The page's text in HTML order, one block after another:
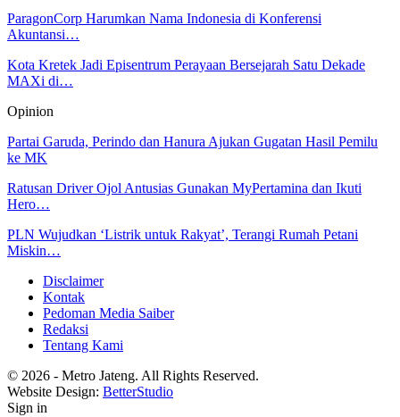
ParagonCorp Harumkan Nama Indonesia di Konferensi
Akuntansi…
Kota Kretek Jadi Episentrum Perayaan Bersejarah Satu Dekade
MAXi di…
Opinion
Partai Garuda, Perindo dan Hanura Ajukan Gugatan Hasil Pemilu
ke MK
Ratusan Driver Ojol Antusias Gunakan MyPertamina dan Ikuti
Hero…
PLN Wujudkan ‘Listrik untuk Rakyat’, Terangi Rumah Petani
Miskin…
Disclaimer
Kontak
Pedoman Media Saiber
Redaksi
Tentang Kami
© 2026 - Metro Jateng. All Rights Reserved.
Website Design: BetterStudio
Sign in